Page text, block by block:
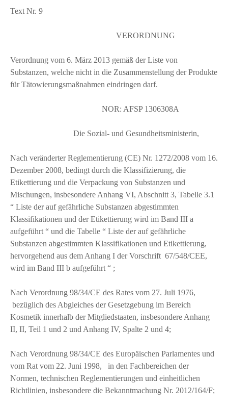
Text Nr. 9
VERORDNUNG
Verordnung vom 6. März 2013 gemäß der Liste von
Substanzen, welche nicht in die Zusammenstellung der Produkte
für Tätowierungsmaßnahmen eindringen darf.
NOR: AFSP 1306308A
Die Sozial- und Gesundheitsministerin,
Nach veränderter Reglementierung (CE) Nr. 1272/2008 vom 16.
Dezember 2008, bedingt durch die Klassifizierung, die
Etikettierung und die Verpackung von Substanzen und
Mischungen, insbesondere Anhang VI, Abschnitt 3, Tabelle 3.1
“ Liste der auf gefährliche Substanzen abgestimmten
Klassifikationen und der Etikettierung wird im Band III a
aufgeführt “ und die Tabelle “ Liste der auf gefährliche
Substanzen abgestimmten Klassifikationen und Etikettierung,
hervorgehend aus dem Anhang I der Vorschrift 67/548/CEE,
wird im Band III b aufgeführt “ ;
Nach Verordnung 98/34/CE des Rates vom 27. Juli 1976,
bezüglich des Abgleiches der Gesetzgebung im Bereich
Kosmetik innerhalb der Mitgliedstaaten, insbesondere Anhang
II, II, Teil 1 und 2 und Anhang IV, Spalte 2 und 4;
Nach Verordnung 98/34/CE des Europäischen Parlamentes und
vom Rat vom 22. Juni 1998, in den Fachbereichen der
Normen, technischen Reglementierungen und einheitlichen
Richtlinien, insbesondere die Bekanntmachung Nr. 2012/164/F;